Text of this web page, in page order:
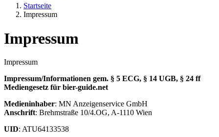
Startseite
Impressum
Impressum
Impressum
Impressum/Informationen gem. § 5 ECG, § 14 UGB, § 24 ff
Mediengesetz für bier-guide.net
Medieninhaber: MN Anzeigenservice GmbH
Anschrift: Brehmstraße 10/4.OG, A-1110 Wien
UID: ATU64133538